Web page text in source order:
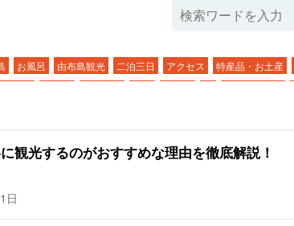
お風呂 由布島観光 二泊三日 アクセス 特産品・お土産
ルカ体験 星空 ２月 朝 年功 飲み屋 展望台 フェリー
候
観光するのがおすすめな理由を徹底解説！
日